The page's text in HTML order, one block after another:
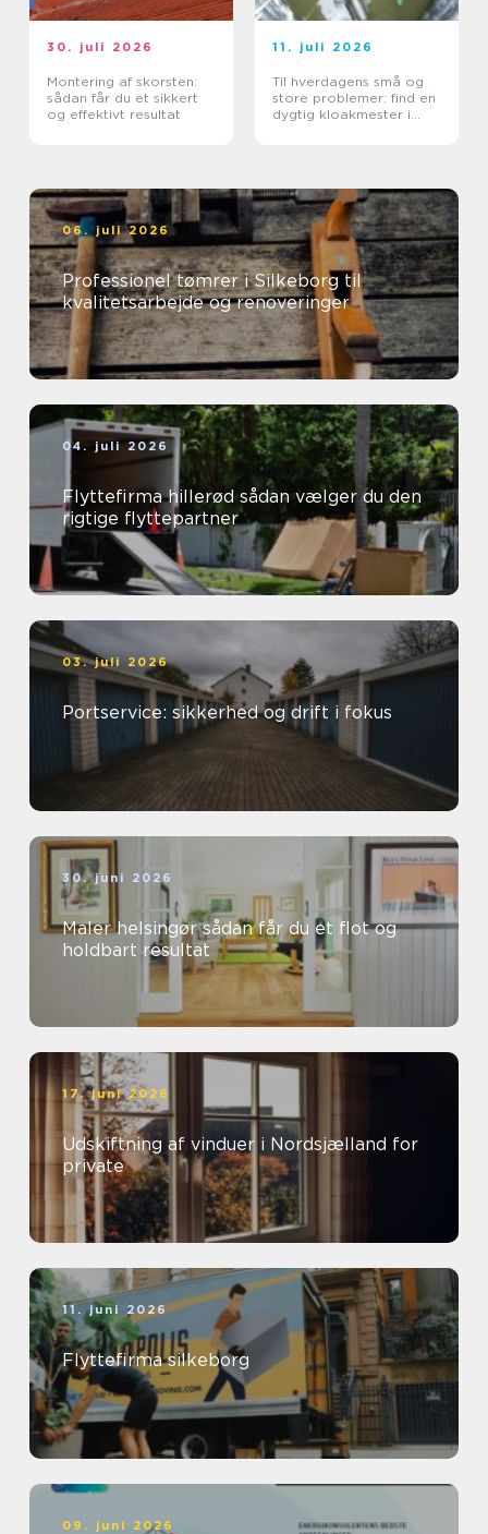
30. juli 2026
Montering af skorsten:
sådan får du et sikkert
og effektivt resultat
11. juli 2026
Til hverdagens små og
store problemer: find en
dygtig kloakmester i
06. juli 2026
Professionel tømrer i Silkeborg til
kvalitetsarbejde og renoveringer
04. juli 2026
Flyttefirma hillerød sådan vælger du den
rigtige flyttepartner
03. juli 2026
Portservice: sikkerhed og drift i fokus
30. juni 2026
Maler helsingør sådan får du et flot og
holdbart resultat
17. juni 2026
Udskiftning af vinduer i Nordsjælland for
private
11. juni 2026
Flyttefirma silkeborg
09. juni 2026